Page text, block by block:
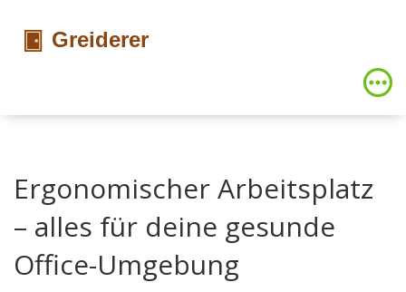
Ergonomischer Arbeitsplatz
– alles für deine gesunde
Office-Umgebung